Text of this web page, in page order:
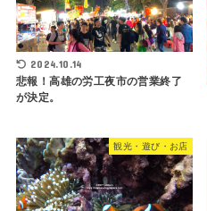
2024.10.14
悲報！高雄の労工夜市の営業終了
が決定。
観光・遊び・お店